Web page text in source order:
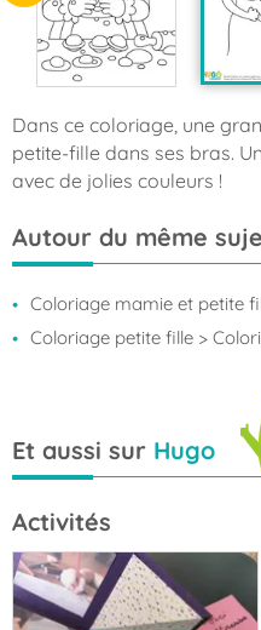
Dans ce coloriage, une
petite-fille dans ses bras.
avec de jolies couleurs !
Autour du même
Coloriage mamie et petite
Coloriage petite fille >
Et aussi sur Hugo
Activités